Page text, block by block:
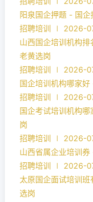
阳泉国企押题 - 国
招聘培训 ∣ 2026-
山西国企培训机构
老黄选岗
招聘培训 ∣ 2026-
国企培训机构哪家
招聘培训 ∣ 2026-
国企考试培训机构
岗
招聘培训 ∣ 2026-
山西省属企业培训
招聘培训 ∣ 2026-
太原国企面试培训
选岗